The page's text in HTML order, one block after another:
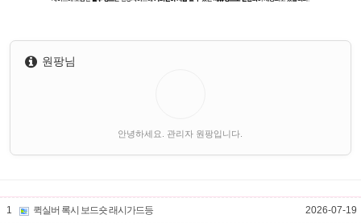
원팡님
안녕하세요. 관리자 원팡입니다.
1 퀵실버 록시 보드숏 래시가드등 2026-07-19